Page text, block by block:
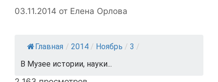
03.11.2014 от Елена Орлова
Главная / 2014 / Ноябрь / 3 /
В Музее истории, науки...